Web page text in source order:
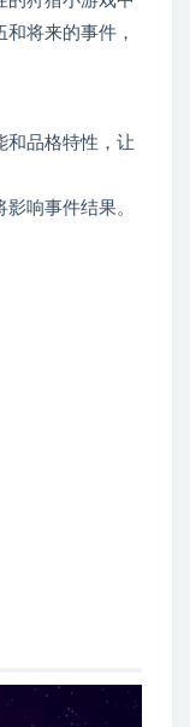
将来的事件，
和品格特性，让
响事件结果。